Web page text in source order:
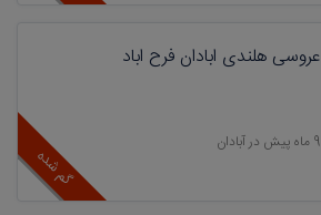
گم شده
عروسی هلندی ابادان فرح اباد
9 ماه پیش در آبادان